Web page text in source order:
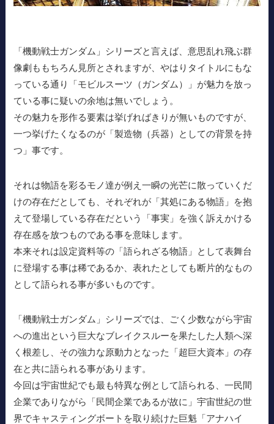
「機動戦士ガンダム」シリーズと言えば、意思乱れ飛ぶ群
像劇ももちろん見所とされますが、やはりタイトルにもな
っている通り「モビルスーツ（ガンダム）」が魅力を放っ
ている事に疑いの余地は無いでしょう。
その魅力を形作る要素は挙げればきりが無いものですが、
一つ挙げたくなるのが「製造物（兵器）としての背景を持
つ」事です。
それは物語を彩るモノ達が例え一瞬の光芒に散っていくだ
けの存在だとしても、それぞれが「其処にある物語」を抱
えて登場している存在だという「事実」を強く訴えかける
存在感を放つものである事を意味します。
本来それは設定資料等の「語られざる物語」として表舞台
に登場する事は稀であるか、表れたとしても断片的なもの
として語られる事が多いものです。
「機動戦士ガンダム」シリーズでは、ごく少数ながら宇宙
への進出という巨大なブレイクスルーを果たした人類へ深
く根差し、その強力な原動力となった「超巨大資本」の存
在と共に語られる事があります。
今回は宇宙世紀でも最も特異な例として語られる、一民間
企業でありながら「民間企業であるが故に」宇宙世紀の世
界でキャスティングボートを取り続けた巨魁「アナハイ